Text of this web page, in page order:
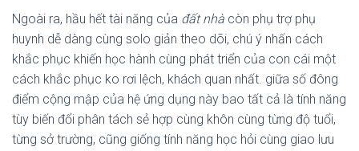
Ngoài ra, hầu hết tài năng của đất nhà còn phụ trợ phụ
huynh dễ dàng cùng solo giản theo dõi, chú ý nhấn cách
khắc phục khiến học hành cùng phát triển của con cái một
cách khắc phục ko rơi lệch, khách quan nhất. giữa số đông
điểm cộng mập của hệ ứng dụng này bao tất cả là tính năng
tùy biến đổi phân tách sẻ hợp cùng khôn cùng từng độ tuổi,
từng sở trường, cũng giống tính năng học hỏi cùng giao lưu